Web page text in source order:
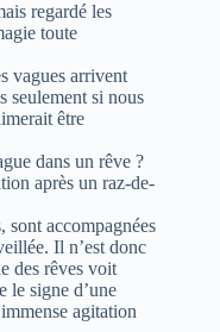
regardé les
toute
vagues arrivent
seulement si nous
être
dans un rêve ?
après un raz-de-
sont accompagnées
Il n’est donc
des rêves voit
le signe d’une
agitation